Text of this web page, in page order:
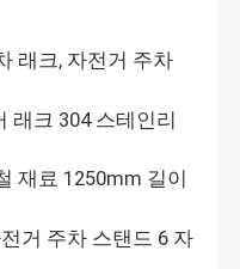
래크, 자전거 주차
래크 304 스테인리
재료 1250mm 길이
거 주차 스탠드 6 자